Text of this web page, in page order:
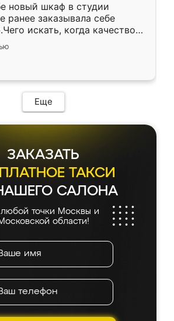
новый шкаф в студии
ранее заказывала себе
искать, когда качеством
Служит кухня уже почти
нет.
Еще
ЗАКАЗАТЬ
ТАКСИ
САЛОНА
точки Москвы и
области!